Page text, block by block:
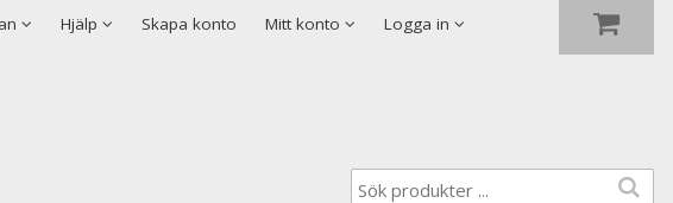
Hjälp Skapa konto Mitt konto Logga in